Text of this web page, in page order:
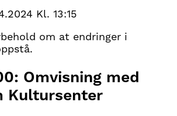
Kl. 13:15
om at endringer i
Omvisning med
Kultursenter